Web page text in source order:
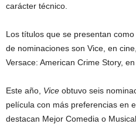
carácter técnico.
Los títulos que se presentan
de nominaciones son Vice, en
Versace: American Crime Story, en
Este año, Vice obtuvo seis
película con más preferencias en
destacan Mejor Comedia o